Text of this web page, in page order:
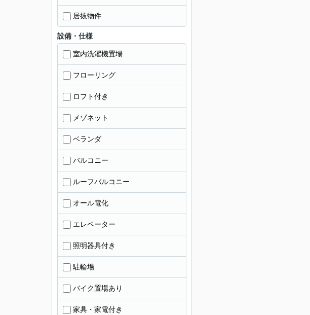
居抜物件
設備・仕様
室内洗濯機置場
フローリング
ロフト付き
メゾネット
ベランダ
バルコニー
ルーフバルコニー
オール電化
エレベーター
照明器具付き
駐輪場
バイク置場あり
家具・家電付き